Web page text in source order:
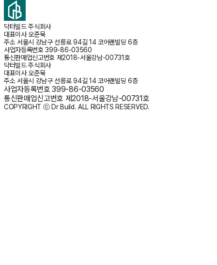
닥터빌드 주식회사
대표이사오준묵
주소 서울시 강남구 선릉로 94길 14 코어랜빌딩 6층
사업자등록번호 399-86-03560
통신판매업신고번호 제2018-서울강남-00731호
닥터빌드 주식회사
대표이사오준묵
주소 서울시 강남구 선릉로 94길 14 코어랜빌딩 6층
사업자등록번호 399-86-03560
통신판매업신고번호 제2018-서울강남-00731호
COPYRIGHT ⓒ Dr Build. ALL RIGHTS RESERVED.